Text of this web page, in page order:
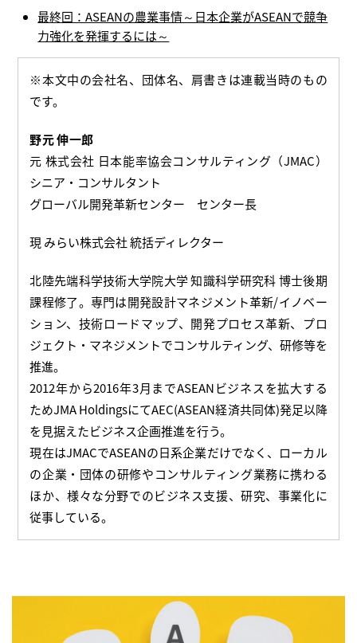
最終回：ASEANの農業事情～日本企業がASEANで競争
力強化を発揮するには～
※本文中の会社名、団体名、肩書きは連載当時のもの
です。
野元 伸一郎
元 株式会社 日本能率協会コンサルティング（JMAC）
シニア・コンサルタント
グローバル開発革新センター センター長
現 みらい株式会社 統括ディレクター
北陸先端科学技術大学院大学 知識科学研究科 博士後期
課程修了。専門は開発設計マネジメント革新/イノベー
ション、技術ロードマップ、開発プロセス革新、プロ
ジェクト・マネジメントでコンサルティング、研修等を
推進。
2012年から2016年3月までASEANビジネスを拡大する
ためJMA HoldingsにてAEC(ASEAN経済共同体)発足以降
を見据えたビジネス企画推進を行う。
現在はJMACでASEANの日系企業だけでなく、ローカル
の企業・団体の研修やコンサルティング業務に携わる
ほか、様々な分野でのビジネス支援、研究、事業化に
従事している。